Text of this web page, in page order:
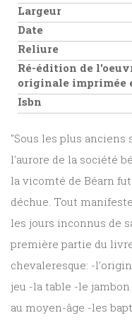
Largeur
Date
Reliure
Ré-édition de
originale imprimée
Isbn
"Sous les plus anciens
l'aurore de la société
la vicomté de Béarn
déchue. Tout
les jours inconnus de
première partie du
chevaleresque: -
jeu -la table -le
au moyen-âge -les